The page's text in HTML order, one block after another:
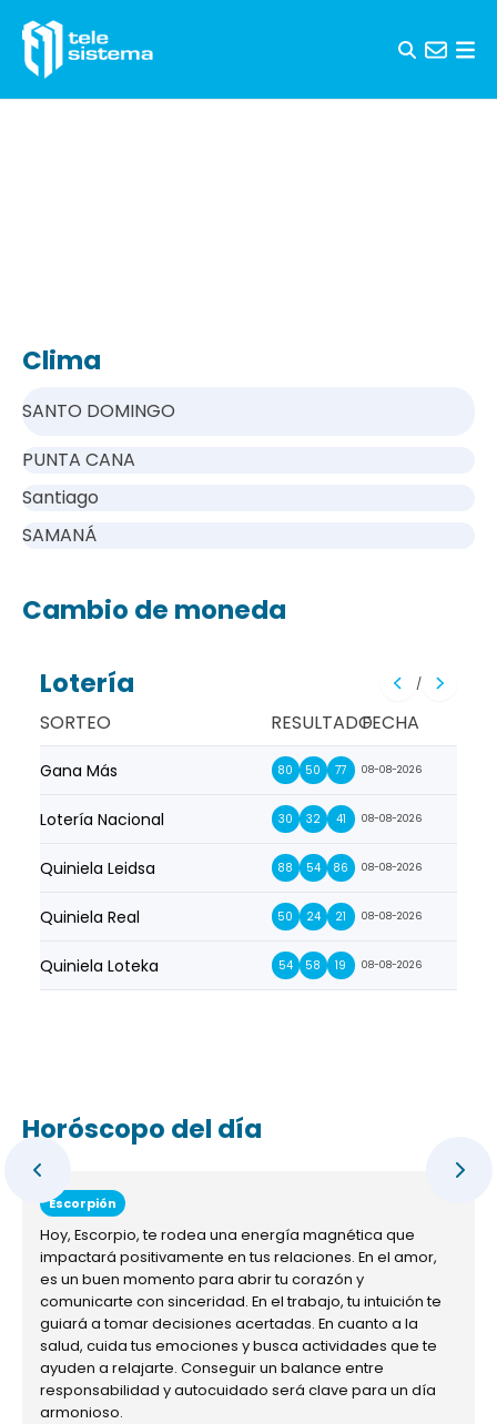
Clima
SANTO DOMINGO
PUNTA CANA
Santiago
SAMANÁ
Cambio de moneda
Lotería /
SORTEO RESULTADOFECHA
Gana Más 80 50 77 08-08-2026
Lotería Nacional 30 32 41 08-08-2026
Quiniela Leidsa 88 54 86 08-08-2026
Quiniela Real 50 24 21 08-08-2026
Quiniela Loteka 54 58 19 08-08-2026
Horóscopo del día
Escorpión
Hoy, Escorpio, te rodea una energía magnética que
impactará positivamente en tus relaciones. En el amor,
es un buen momento para abrir tu corazón y
comunicarte con sinceridad. En el trabajo, tu intuición te
guiará a tomar decisiones acertadas. En cuanto a la
salud, cuida tus emociones y busca actividades que te
ayuden a relajarte. Conseguir un balance entre
responsabilidad y autocuidado será clave para un día
armonioso.